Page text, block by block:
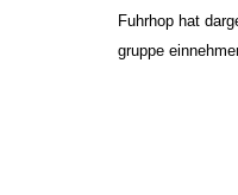
Fuhrhop hat
gruppe